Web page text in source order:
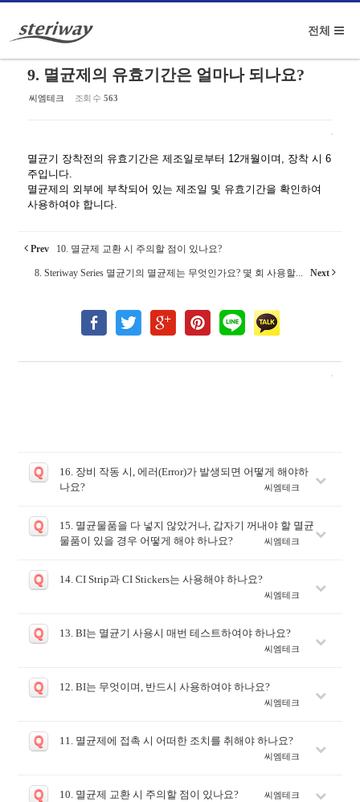
전체
9. 멸균제의 유효기간은 얼마나 되나요?
씨엠테크 조회 수 563
멸균기 장착전의 유효기간은 제조일로부터 12개월이며, 장착 시 6
주입니다.
멸균제의 외부에 부착되어 있는 제조일 및 유효기간을 확인하여
사용하여야 합니다.
Prev 10. 멸균제 교환 시 주의할 점이 있나요?
8. Steriway Series 멸균기의 멸균제는 무엇인가요? 몇 회 사용할... Next
Q
16. 장비 작동 시, 에러(Error)가 발생되면 어떻게 해야하
나요?
씨엠테크
Q
15. 멸균물품을 다 넣지 않았거나, 갑자기 꺼내야 할 멸균
물품이 있을 경우 어떻게 해야 하나요?
씨엠테크
Q 14. CI Strip과 CI Stickers는 사용해야 하나요?
씨엠테크
Q 13. BI는 멸균기 사용시 매번 테스트하여야 하나요?
씨엠테크
Q 12. BI는 무엇이며, 반드시 사용하여야 하나요?
씨엠테크
Q 11. 멸균제에 접촉 시 어떠한 조치를 취해야 하나요?
씨엠테크
Q 10. 멸균제 교환 시 주의할 점이 있나요? 씨엠테크
Sketchbook5, 스케치북5
Sketchbook5, 스케치북5